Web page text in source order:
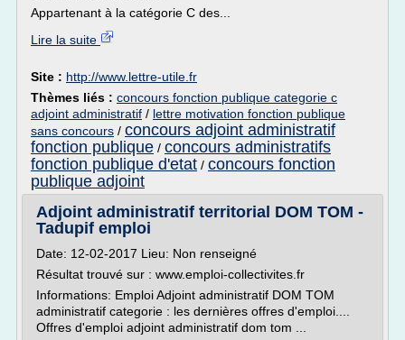
Appartenant à la catégorie C des...
Lire la suite
Site : http://www.lettre-utile.fr
Thèmes liés : concours fonction publique categorie c
adjoint administratif / lettre motivation fonction publique
sans concours / concours adjoint administratif
fonction publique / concours administratifs
fonction publique d'etat / concours fonction
publique adjoint
Adjoint administratif territorial DOM TOM -
Tadupif emploi
Date: 12-02-2017 Lieu: Non renseigné
Résultat trouvé sur : www.emploi-collectivites.fr
Informations: Emploi Adjoint administratif DOM TOM
administratif categorie : les dernières offres d'emploi....
Offres d'emploi adjoint administratif dom tom ...